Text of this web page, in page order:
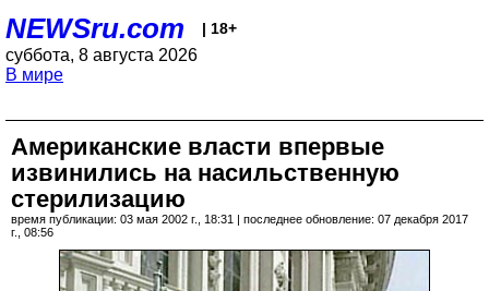
NEWSru.com | 18+
суббота, 8 августа 2026
В мире
Американские власти впервые
извинились на насильственную
стерилизацию
время публикации: 03 мая 2002 г., 18:31 | последнее обновление: 07 декабря 2017
г., 08:56